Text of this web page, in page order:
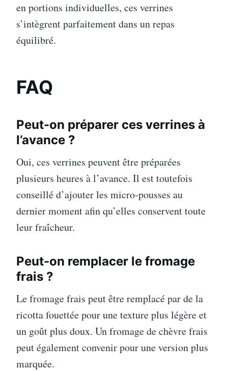
en portions individuelles, ces verrines
s’intègrent parfaitement dans un repas
équilibré.
FAQ
Peut-on préparer ces verrines à
l’avance ?
Oui, ces verrines peuvent être préparées
plusieurs heures à l’avance. Il est toutefois
conseillé d’ajouter les micro-pousses au
dernier moment afin qu’elles conservent toute
leur fraîcheur.
Peut-on remplacer le fromage
frais ?
Le fromage frais peut être remplacé par de la
ricotta fouettée pour une texture plus légère et
un goût plus doux. Un fromage de chèvre frais
peut également convenir pour une version plus
marquée.